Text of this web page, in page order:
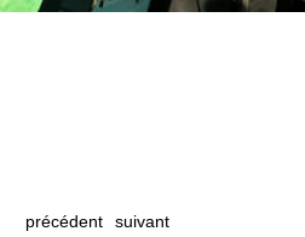
précédent suivant